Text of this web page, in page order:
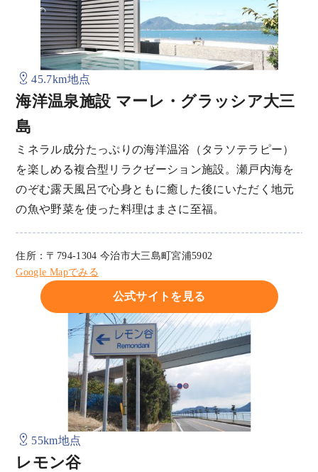
45.7km地点
海洋温泉施設 マーレ・グラッシア大三
島
ミネラル成分たっぷりの海洋温浴（タラソテラピー）
を楽しめる複合型リラクゼーション施設。瀬戸内海を
のぞむ露天風呂で心身ともに癒した後にいただく地元
の魚や野菜を使った料理はまさに至福。
住所：〒794-1304 今治市大三島町宮浦5902
Google Mapでみる
公式サイトを見る
55km地点
レモン谷